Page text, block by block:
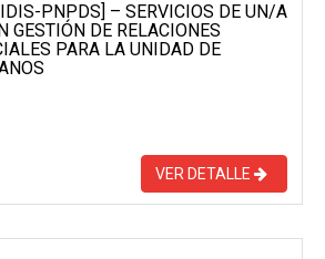
PNPDS] – SERVICIOS DE UN/A
GESTIÓN DE RELACIONES
PARA LA UNIDAD DE
VER DETALLE